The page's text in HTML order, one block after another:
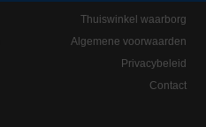
Thuiswinkel waarborg
Algemene voorwaarden
Privacybeleid
Contact